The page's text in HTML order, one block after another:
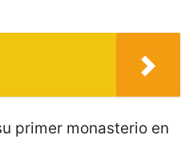
primer monasterio en